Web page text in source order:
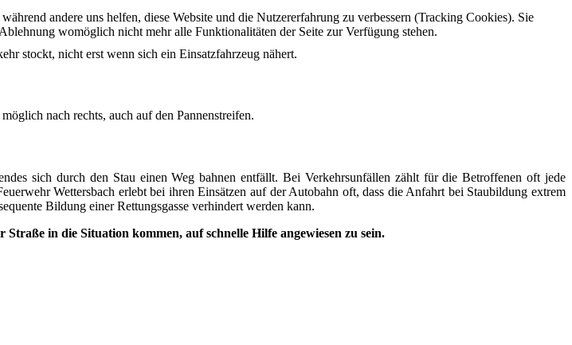
stockt, nicht erst wenn sich ein Einsatzfahrzeug nähert.
nach rechts, auch auf den Pannenstreifen.
sich durch den Stau einen Weg bahnen entfällt. Bei Verkehrsunfällen zählt für die Betroffenen oft jede
Wettersbach erlebt bei ihren Einsätzen auf der Autobahn oft, dass die Anfahrt bei Staubildung extrem
Bildung einer Rettungsgasse verhindert werden kann.
in die Situation kommen, auf schnelle Hilfe angewiesen zu sein.
andere uns helfen, diese Website und die Nutzererfahrung zu verbessern (Tracking Cookies). Sie
womöglich nicht mehr alle Funktionalitäten der Seite zur Verfügung stehen.